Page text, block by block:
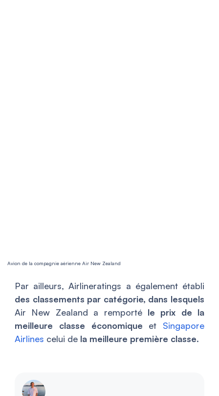
Avion de la compagnie aérienne Air New Zealand
Par ailleurs, Airlineratings a également établi
des classements par catégorie, dans lesquels
Air New Zealand a remportéle prix de la
meilleure classe économique et Singapore
Airlines celui de la meilleure première classe.